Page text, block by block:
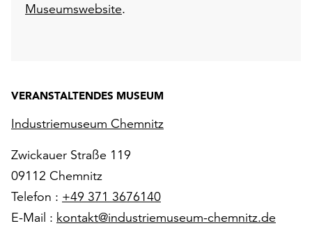
Museumswebsite.
VERANSTALTENDES MUSEUM
Industriemuseum Chemnitz
Zwickauer Straße 119
09112 Chemnitz
Telefon : +49 371 3676140
E-Mail : kontakt@industriemuseum-chemnitz.de